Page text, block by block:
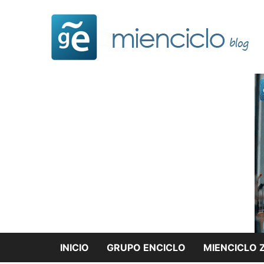
INICIO GRUPO ENCICLO MIENCICLO